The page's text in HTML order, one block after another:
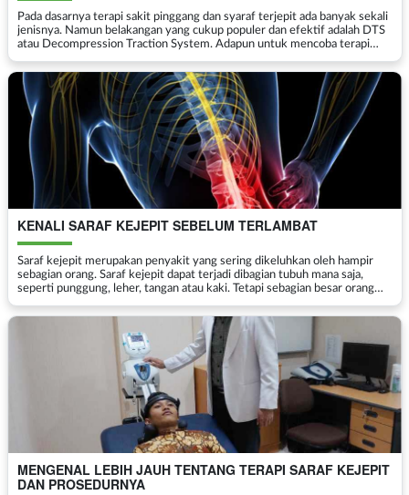
Pada dasarnya terapi sakit pinggang dan syaraf terjepit ada banyak sekali
jenisnya. Namun belakangan yang cukup populer dan efektif adalah DTS
atau Decompression Traction System. Adapun untuk mencoba terapi
KENALI SARAF KEJEPIT SEBELUM TERLAMBAT
Saraf kejepit merupakan penyakit yang sering dikeluhkan oleh hampir
sebagian orang. Saraf kejepit dapat terjadi dibagian tubuh mana saja,
seperti punggung, leher, tangan atau kaki. Tetapi sebagian besar orang
MENGENAL LEBIH JAUH TENTANG TERAPI SARAF KEJEPIT
DAN PROSEDURNYA